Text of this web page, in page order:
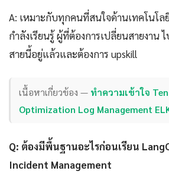
A: เหมาะกับทุกคนที่สนใจด้านเทคโนโ
กำลังเรียนรู้ ผู้ที่ต้องการเปลี่ยนสายงาน
สายนี้อยู่แล้วและต้องการ upskill
เนื้อหาเกี่ยวข้อง — ทำความเข้าใจ
Optimization Log Management
Q: ต้องมีพื้นฐานอะไรก่อนเรียน
Incident Management